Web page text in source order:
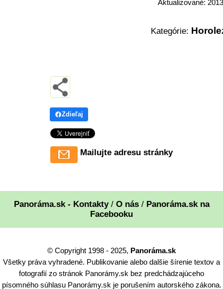
Aktualizované:
Kategórie:
Zdieľaj
Mailujte adresu stránky
Panoráma.sk - Kontakty/ O nás/ Panoráma.sk na
Facebooku
© Copyright 1998 - 2025, Panoráma.sk
Všetky práva vyhradené. Publikovanie alebo dalšie šírenie textov a
fotografií zo stránok Panorámy.sk bez predchádzajúceho
písomného súhlasu Panorámy.sk je porušením autorského zákona.